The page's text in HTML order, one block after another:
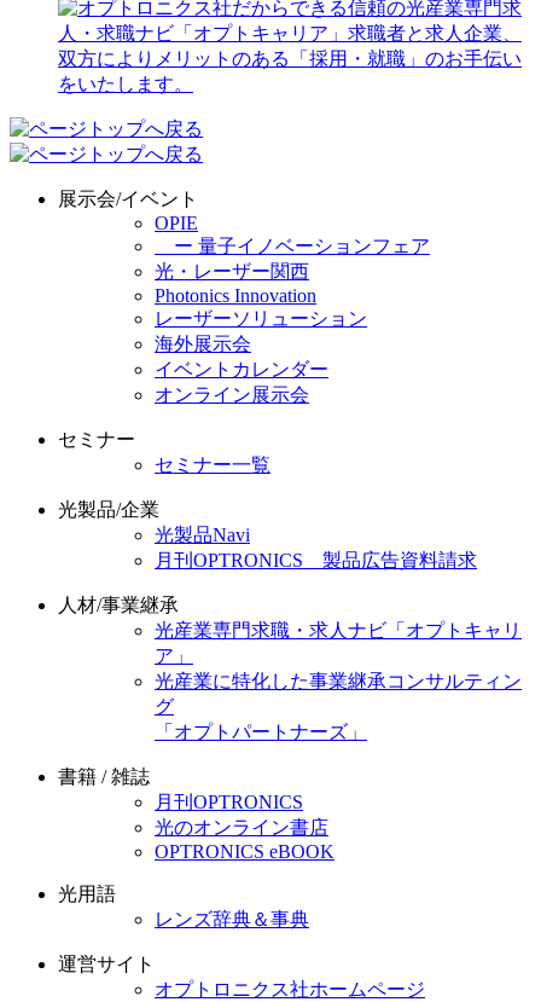
展示会/イベント
OPIE
ー 量子イノベーションフェア
光・レーザー関西
Photonics Innovation
レーザーソリューション
海外展示会
イベントカレンダー
オンライン展示会
セミナー
セミナー一覧
光製品/企業
光製品Navi
月刊OPTRONICS 製品広告資料請求
人材/事業継承
光産業専門求職・求人ナビ「オプトキャリ
ア」
光産業に特化した事業継承コンサルティン
グ
「オプトパートナーズ」
書籍 / 雑誌
月刊OPTRONICS
光のオンライン書店
OPTRONICS eBOOK
光用語
レンズ辞典＆事典
運営サイト
オプトロニクス社ホームページ